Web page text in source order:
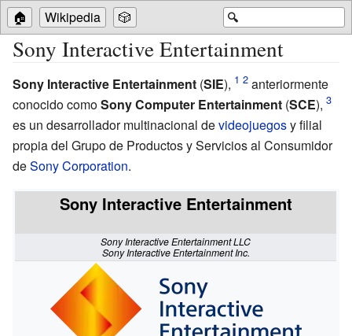
🔍
🏠 Wikipedia 🎲
Sony Interactive Entertainment
Sony Interactive Entertainment (SIE),
anteriormente
conocido comoSony Computer Entertainment (SCE),
es un desarrollador multinacional devideojuegosy filial
propia del Grupo de Productos y Servicios al Consumidor
deSony Corporation.
Sony Interactive Entertainment
Sony Interactive Entertainment LLC
Sony Interactive Entertainment Inc.